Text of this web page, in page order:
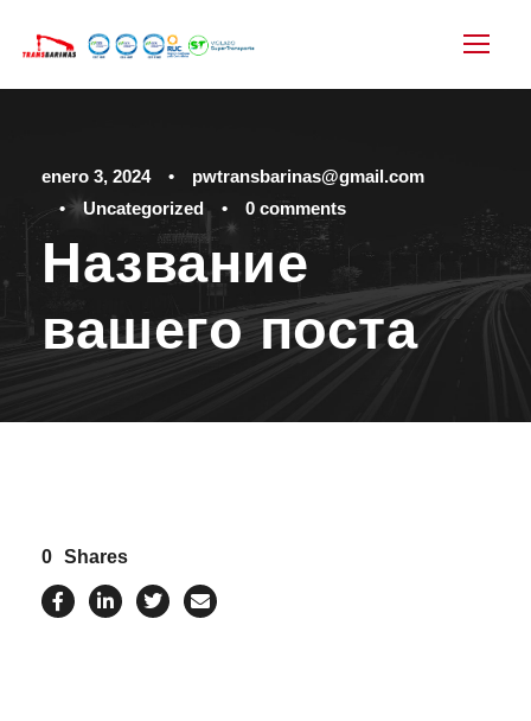
enero 3, 2024 •
pwtransbarinas@gmail.com
•
Uncategorized • 0 comments
Название
вашего поста
0 Shares